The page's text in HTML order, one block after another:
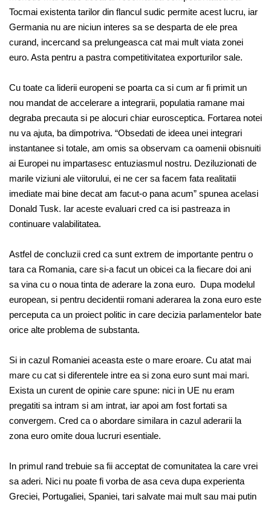
Tocmai existenta tarilor din flancul sudic permite acest lucru, iar
Germania nu are niciun interes sa se desparta de ele prea
curand, incercand sa prelungeasca cat mai mult viata zonei
euro. Asta pentru a pastra competitivitatea exporturilor sale.
Cu toate ca liderii europeni se poarta ca si cum ar fi primit un
nou mandat de accelerare a integrarii, populatia ramane mai
degraba precauta si pe alocuri chiar eurosceptica. Fortarea notei
nu va ajuta, ba dimpotriva. “Obsedati de ideea unei integrari
instantanee si totale, am omis sa observam ca oamenii obisnuiti
ai Europei nu impartasesc entuziasmul nostru. Deziluzionati de
marile viziuni ale viitorului, ei ne cer sa facem fata realitatii
imediate mai bine decat am facut-o pana acum” spunea acelasi
Donald Tusk. Iar aceste evaluari cred ca isi pastreaza in
continuare valabilitatea.
Astfel de concluzii cred ca sunt extrem de importante pentru o
tara ca Romania, care si-a facut un obicei ca la fiecare doi ani
sa vina cu o noua tinta de aderare la zona euro. Dupa modelul
european, si pentru decidentii romani aderarea la zona euro este
perceputa ca un proiect politic in care decizia parlamentelor bate
orice alte problema de substanta.
Si in cazul Romaniei aceasta este o mare eroare. Cu atat mai
mare cu cat si diferentele intre ea si zona euro sunt mai mari.
Exista un curent de opinie care spune: nici in UE nu eram
pregatiti sa intram si am intrat, iar apoi am fost fortati sa
convergem. Cred ca o abordare similara in cazul aderarii la
zona euro omite doua lucruri esentiale.
In primul rand trebuie sa fii acceptat de comunitatea la care vrei
sa aderi. Nici nu poate fi vorba de asa ceva dupa experienta
Greciei, Portugaliei, Spaniei, tari salvate mai mult sau mai putin